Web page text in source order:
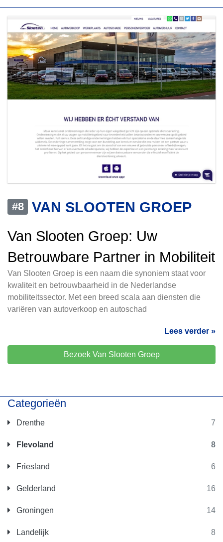
Categorieën
Drenthe 7
Flevoland 8
Friesland 6
Gelderland 16
Groningen 14
Landelijk 8
#8
VAN SLOOTEN GROEP
Van Slooten Groep: Uw
Betrouwbare Partner in Mobiliteit
Van Slooten Groep is een naam die synoniem staat voor
kwaliteit en betrouwbaarheid in de Nederlandse
mobiliteitssector. Met een breed scala aan diensten die
variëren van autoverkoop en autoschad
Lees verder »
Bezoek Van Slooten Groep